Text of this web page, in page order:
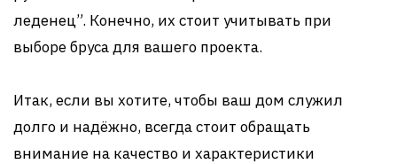
леденец”. Конечно, их стоит учитывать при
выборе бруса для вашего проекта.
Итак, если вы хотите, чтобы ваш дом служил
долго и надёжно, всегда стоит обращать
внимание на качество и характеристики